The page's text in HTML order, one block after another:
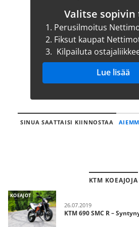
Valitse sopivin
1. Perusilmoitus
2. Fiksut kaupat
3. Kilpailuta
Lue lisää
SINUA SAATTAISI KIINNOSTAA
KTM KOEAJOJA
KOEAJOT
26.07.2019
KTM 690 SMC R –